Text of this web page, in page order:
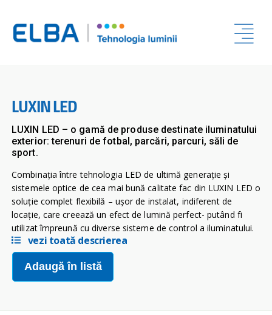
LUXIN LED
LUXIN LED – o gamă de produse destinate iluminatului
exterior: terenuri de fotbal, parcări, parcuri, săli de
sport.
Combinaţia între tehnologia LED de ultimă generaţie şi
sistemele optice de cea mai bună calitate fac din LUXIN LED o
soluţie complet flexibilă – uşor de instalat, indiferent de
locaţie, care creează un efect de lumină perfect- putând fi
utilizat împreună cu diverse sisteme de control a iluminatului.
vezi toată descrierea
Adaugă în listă